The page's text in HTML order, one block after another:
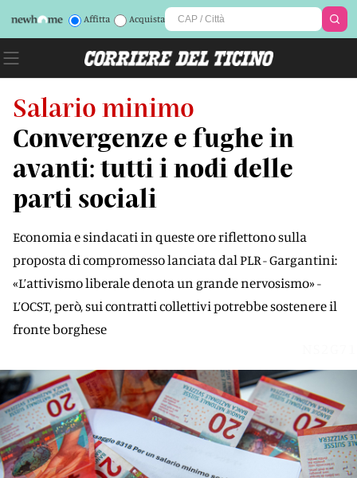
Affitta Acquista
Salario minimo
Convergenze e fughe in
avanti: tutti i nodi delle
parti sociali
Economia e sindacati in queste ore riflettono sulla
proposta di compromesso lanciata dal PLR - Gargantini:
«L’attivismo liberale denota un grande nervosismo» -
L’OCST, però, sui contratti collettivi potrebbe sostenere il
fronte borghese